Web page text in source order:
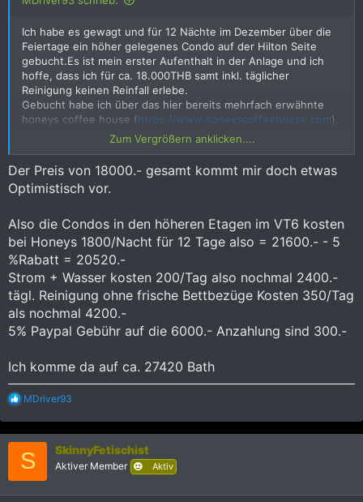
Ich habe es gewagt und für 12 Nächte im Dezember über die
Feiertage ein höher gelegenes Condo auf der Hilton Seite
gebucht.Es ist mein erster Aufenthalt in der Anlage und ich
hoffe, dass ich für ca. 18.000THB samt inkl. täglicher
Reinigung keinen Reinfall erlebe.
Gebucht habe ich über das hier bereits mehrfach erwähnte
honeys coffee house (https://www.honeyscoffeehouse.com).
Kommunikation und zuverlässige Rückmeldung bisher tiptop
und der Zahlungeingang via PayPal (Achtung zusätzlich 5%
Gebühr) wurde mir ebenfalls direkt bestätigt.
Zum Vergrößern anklicken....
Der Preis von 18000.- gesamt kommt mir doch etwas
Optimistisch vor.
Also die Condos in den höheren Etagen im VT6 kosten
bei Honeys 1800/Nacht für 12 Tage also = 21600.- - 5
%Rabatt = 20520.-
Strom + Wasser kosten 200/Tag also nochmal 2400.-
tägl. Reinigung ohne frische Bettbezüge Kosten 350/Tag
als nochmal 4200.-
5% Paypal Gebühr auf die 6000.- Anzahlung sind 300.-
Ich komme da auf ca. 27420 Bath
R
a
k
i
MDriver93
S SkinnyFetischist
Aktiver Member Aktiv